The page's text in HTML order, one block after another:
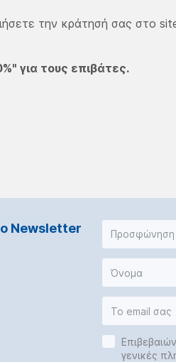
την κράτησή σας στο
για τους επιβάτες.
Νewsletter Προσφώνηση
γενικές